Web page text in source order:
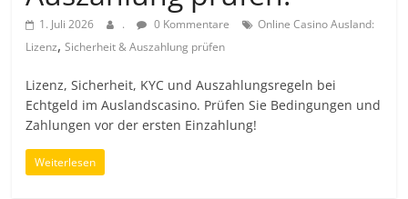
1. Juli 2026 . 0 Kommentare
Online Casino Ausland:
Lizenz,Sicherheit & Auszahlung prüfen
Lizenz, Sicherheit, KYC und Auszahlungsregeln bei
Echtgeld im Auslandscasino. Prüfen Sie Bedingungen und
Zahlungen vor der ersten Einzahlung!
Weiterlesen